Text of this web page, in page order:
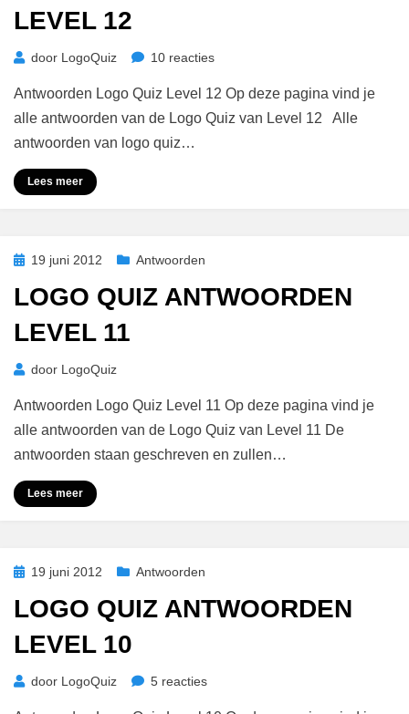
LEVEL 12
door LogoQuiz 10 reactiesop
Quiz
Antwoorden
Antwoorden Logo Quiz Level 12 Op deze pagina vind je
alle antwoorden van de Logo Quiz van Level 12 Alle
antwoorden van logo quiz…
Lees meer
Geplaatst
19 juni 2012 Antwoorden
LOGO QUIZ ANTWOORDEN
LEVEL 11
door LogoQuiz
Antwoorden Logo Quiz Level 11 Op deze pagina vind je
alle antwoorden van de Logo Quiz van Level 11 De
antwoorden staan geschreven en zullen…
Lees meer
Geplaatst
19 juni 2012 Antwoorden
LOGO QUIZ ANTWOORDEN
LEVEL 10
door LogoQuiz 5 reactiesop